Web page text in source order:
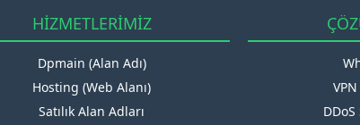
HİZMETLERİMİZ
Dpmain (Alan Adı)
Hosting (Web Alanı)
Satılık Alan Adları
DDoS